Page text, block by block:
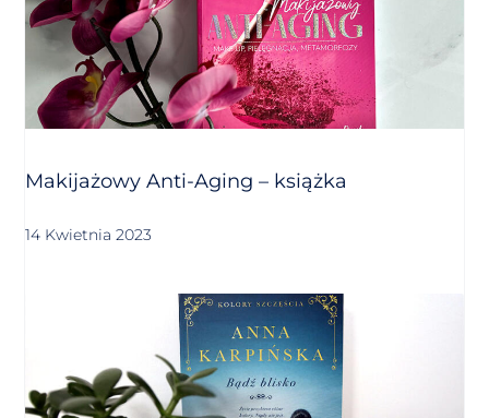
Makijażowy Anti-Aging – książka
14 Kwietnia 2023